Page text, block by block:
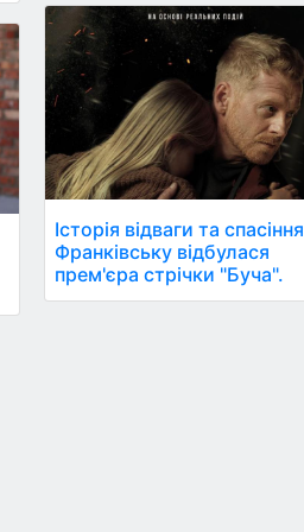
Історія відваги та
Франківську відбулася
прем'єра стрічки "Буча".